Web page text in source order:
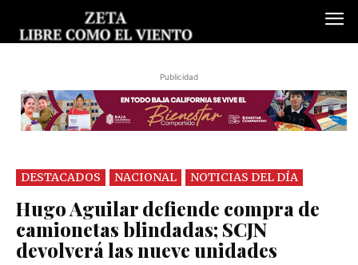
Publicidad
DESTACADOS NACIONAL NOTICIAS DEL DÍA
Hugo Aguilar defiende compra de
camionetas blindadas; SCJN
devolverá las nueve unidades